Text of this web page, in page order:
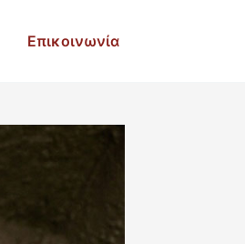
Επικοινωνία